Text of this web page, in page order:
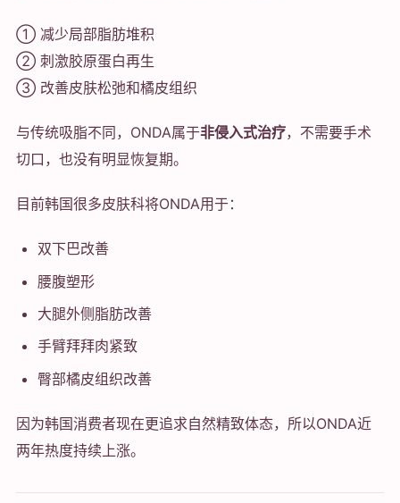
① 减少局部脂肪堆积
② 刺激胶原蛋白再生
③ 改善皮肤松弛和橘皮组织
与传统吸脂不同，ONDA属于非侵入式治疗，不需要手术
切口，也没有明显恢复期。
目前韩国很多皮肤科将ONDA用于：
双下巴改善
腰腹塑形
大腿外侧脂肪改善
手臂拜拜肉紧致
臀部橘皮组织改善
因为韩国消费者现在更追求自然精致体态，所以ONDA近
两年热度持续上涨。